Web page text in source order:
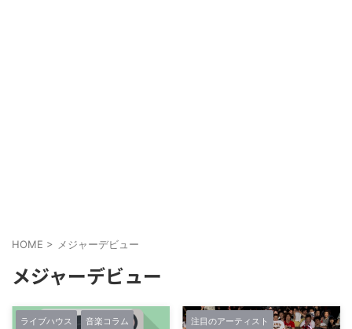
HOME > メジャーデビュー
メジャーデビュー
ライブハウス 音楽コラム 注目のアーティスト